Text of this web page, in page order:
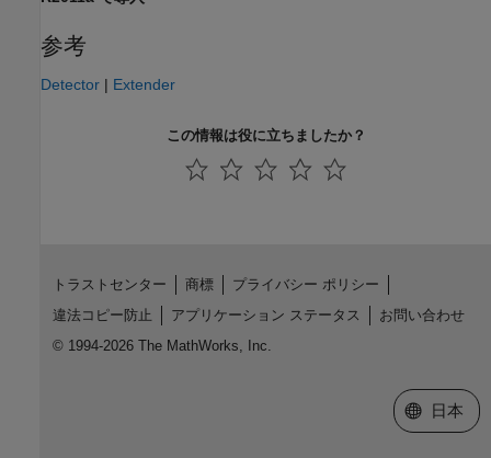
参考
Detector | Extender
この情報は役に立ちましたか？
トラストセンター 商標
プライバシー ポリシー
違法コピー防止
アプリケーション ステータス
お問い合わせ
© 1994-2026 The MathWorks, Inc.
Web サイ
日本